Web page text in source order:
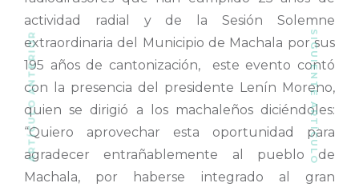
actividad radial y de la Sesión Solemne
extraordinaria del Municipio de Machala por sus
195 años de cantonización, este evento contó
con la presencia del presidente Lenín Moreno,
quien se dirigió a los machaleños diciéndoles:
“Quiero aprovechar esta oportunidad para
agradecer entrañablemente al pueblo de
Machala, por haberse integrado al gran
ARTÍCULO ANTERIOR SIGUIENTE ARTÍCULO